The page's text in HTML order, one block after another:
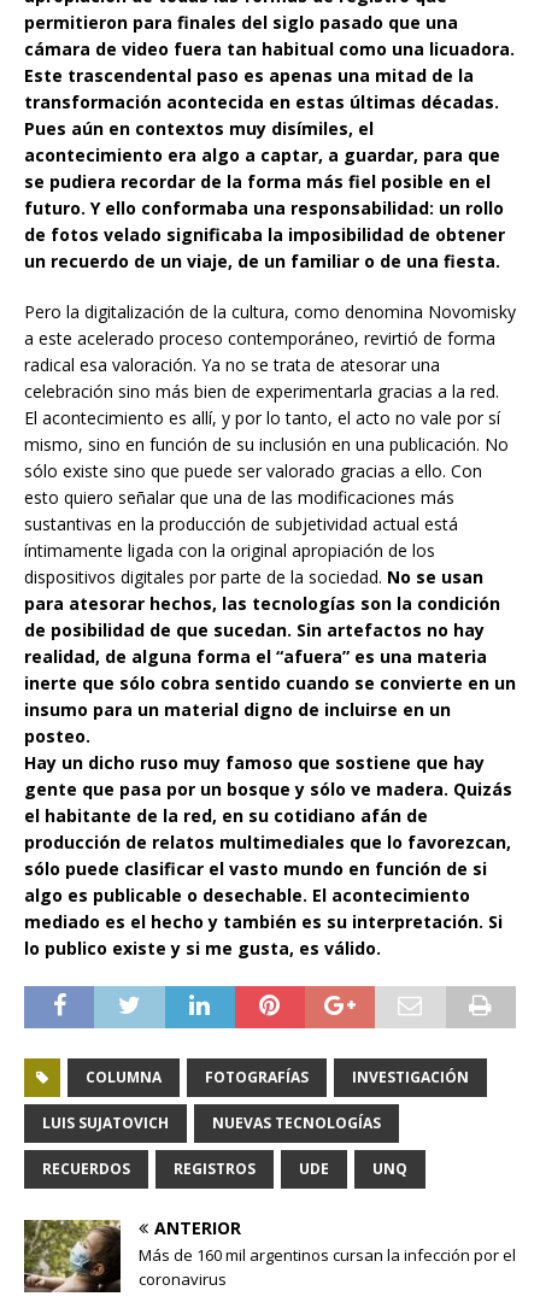
permitieron para finales del siglo pasado que una
cámara de video fuera tan habitual como una licuadora.
Este trascendental paso es apenas una mitad de la
transformación acontecida en estas últimas décadas.
Pues aún en contextos muy disímiles, el
acontecimiento era algo a captar, a guardar, para que
se pudiera recordar de la forma más fiel posible en el
futuro. Y ello conformaba una responsabilidad: un rollo
de fotos velado significaba la imposibilidad de obtener
un recuerdo de un viaje, de un familiar o de una fiesta.
Pero la digitalización de la cultura, como denomina Novomisky
a este acelerado proceso contemporáneo, revirtió de forma
radical esa valoración. Ya no se trata de atesorar una
celebración sino más bien de experimentarla gracias a la red.
El acontecimiento es allí, y por lo tanto, el acto no vale por sí
mismo, sino en función de su inclusión en una publicación. No
sólo existe sino que puede ser valorado gracias a ello. Con
esto quiero señalar que una de las modificaciones más
sustantivas en la producción de subjetividad actual está
íntimamente ligada con la original apropiación de los
dispositivos digitales por parte de la sociedad. No se usan
para atesorar hechos, las tecnologías son la condición
de posibilidad de que sucedan. Sin artefactos no hay
realidad, de alguna forma el “afuera” es una materia
inerte que sólo cobra sentido cuando se convierte en un
insumo para un material digno de incluirse en un
posteo.
Hay un dicho ruso muy famoso que sostiene que hay
gente que pasa por un bosque y sólo ve madera. Quizás
el habitante de la red, en su cotidiano afán de
producción de relatos multimediales que lo favorezcan,
sólo puede clasificar el vasto mundo en función de si
algo es publicable o desechable. El acontecimiento
mediado es el hecho y también es su interpretación. Si
lo publico existe y si me gusta, es válido.
COLUMNA FOTOGRAFÍAS INVESTIGACIÓN
LUIS SUJATOVICH NUEVAS TECNOLOGÍAS
RECUERDOS REGISTROS UDE UNQ
ANTERIOR
Más de 160 mil argentinos cursan la infección por el
coronavirus